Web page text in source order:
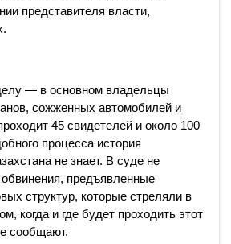
представителя власти,
— в основном владельцы
сожженных автомобилей и
45 свидетелей и около 100
процесса история
не знает. В суде не
предъявленные
структур, которые стреляли в
когда и где будет проходить этот
сообщают.